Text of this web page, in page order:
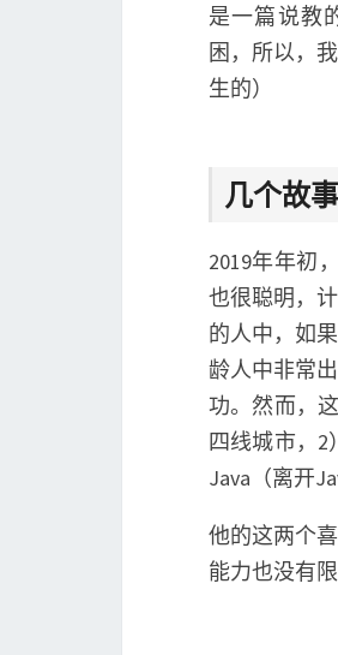
是一篇说教
困，所以，
生的）
几个故事
2019年年初
也很聪明，
的人中，如
龄人中非常
功。然而，
四线城市，2
Java（离开
他的这两个
能力也没有